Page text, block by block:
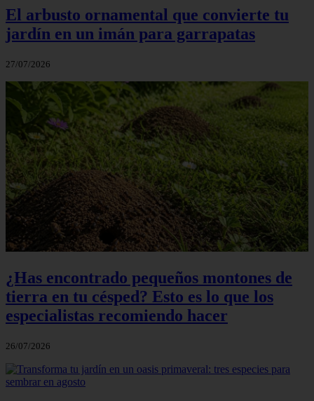
El arbusto ornamental que convierte tu
jardín en un imán para garrapatas
27/07/2026
¿Has encontrado pequeños montones de
tierra en tu césped? Esto es lo que los
especialistas recomiendo hacer
26/07/2026